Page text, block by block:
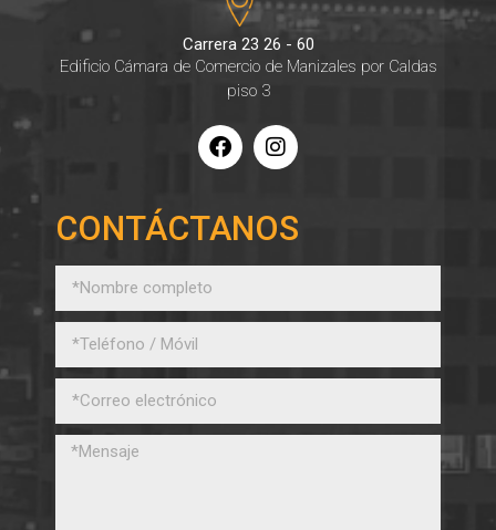
Carrera 23 26 - 60
Edificio Cámara de Comercio de Manizales por Caldas
piso 3
CONTÁCTANOS